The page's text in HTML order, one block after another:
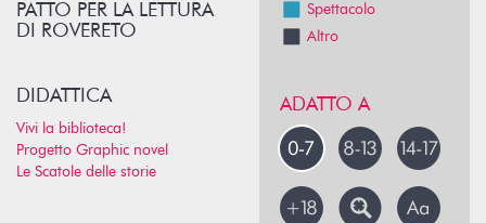
PATTO PER LA LETTURA
DI ROVERETO
DIDATTICA
Vivi la biblioteca!
Progetto Graphic novel
Le Scatole delle storie
Spettacolo
Altro
ADATTO A